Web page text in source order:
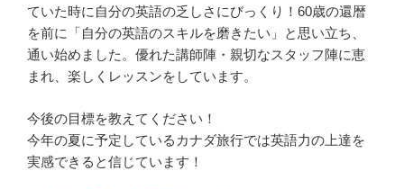
ていた時に自分の英語の乏しさにびっくり！60歳の還暦
を前に「自分の英語のスキルを磨きたい」と思い立ち、
通い始めました。優れた講師陣・親切なスタッフ陣に恵
まれ、楽しくレッスンをしています。
今後の目標を教えてください！
今年の夏に予定しているカナダ旅行では英語力の上達を
実感できると信じています！